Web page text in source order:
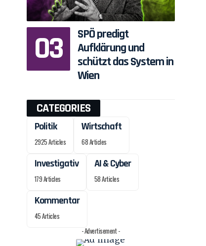
SPÖ predigt
Aufklärung und
schützt das System in
Wien
CATEGORIES
Politik
2925 Articles
Wirtschaft
68 Articles
Investigativ
179 Articles
AI & Cyber
58 Articles
Kommentar
45 Articles
- Advertisement -